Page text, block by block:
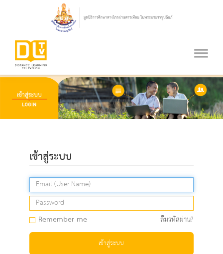
เข้าสู่ระบบ
Remember me ลืมรหัสผ่าน?
เข้าสู่ระบบ